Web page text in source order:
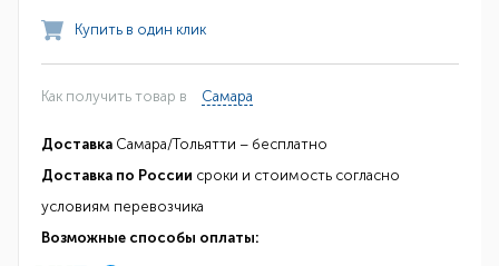
Купить в один клик
Как получить товар в Самара
Доставка Самара/Тольятти – бесплатно
Доставка по России сроки и стоимость согласно
условиям перевозчика
Возможные способы оплаты: